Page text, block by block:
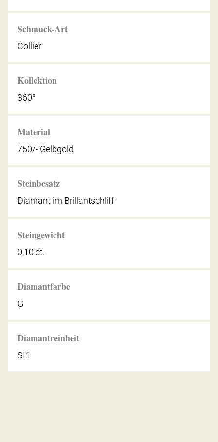
Schmuck-Art
Collier
Kollektion
360°
Material
750/- Gelbgold
Steinbesatz
Diamant im Brillantschliff
Steingewicht
0,10 ct.
Diamantfarbe
G
Diamantreinheit
SI1